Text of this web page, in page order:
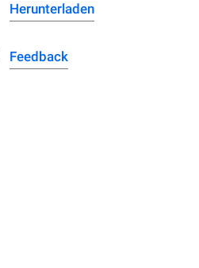
Herunterladen
Feedback